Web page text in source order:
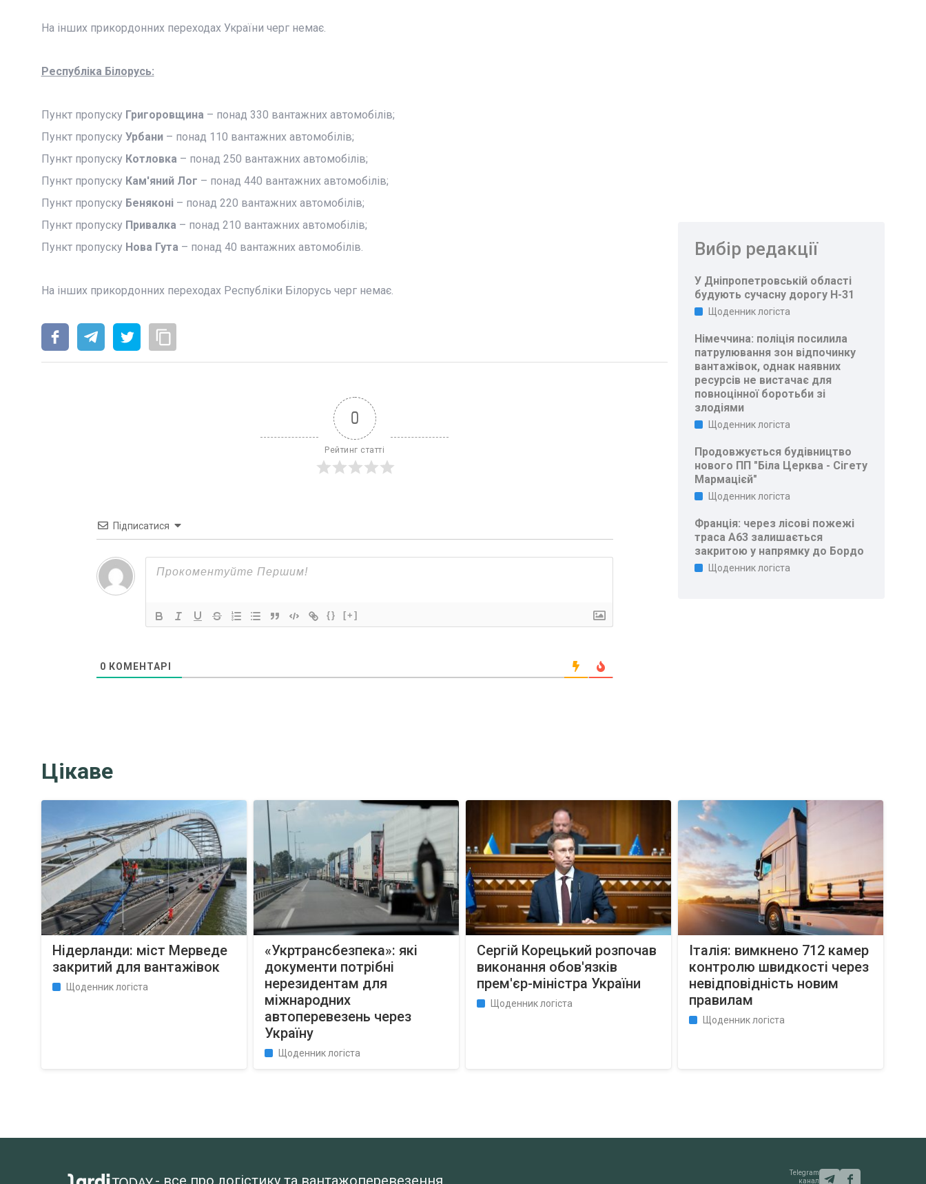
На інших прикордонних переходах України черг немає.
Республіка Білорусь:
Пункт пропуску Григоровщина – понад 330 вантажних автомобілів;
Пункт пропуску Урбани– понад 110 вантажних автомобілів;
Пункт пропуску Котловка – понад 250 вантажних автомобілів;
Пункт пропуску Кам'яний Лог – понад 440 вантажних автомобілів;
Пункт пропуску Беняконі– понад 220 вантажних автомобілів;
Пункт пропуску Привалка – понад 210 вантажних автомобілів;
Пункт пропуску Нова Гута – понад 40 вантажних автомобілів.
На інших прикордонних переходах Республіки Білорусь черг немає.
0
Рейтинг статті
Підписатися
{} [+]
0 КОМЕНТАРІ
Вибір редакції
У Дніпропетровській області
будують сучасну дорогу Н-31
Щоденник логіста
Німеччина: поліція посилила
патрулювання зон відпочинку
вантажівок, однак наявних
ресурсів не вистачає для
повноцінної боротьби зі
злодіями
Щоденник логіста
Продовжується будівництво
нового ПП "Біла Церква - Сігету
Мармацієй"
Щоденник логіста
Франція: через лісові пожежі
траса A63 залишається
закритою у напрямку до Бордо
Щоденник логіста
Цікаве
Нідерланди: міст Мерведе
закритий для вантажівок
Щоденник логіста
«Укртрансбезпека»: які
документи потрібні
нерезидентам для
міжнародних
автоперевезень через
Україну
Щоденник логіста
Сергій Корецький розпочав
виконання обов'язків
прем'єр-міністра України
Щоденник логіста
Італія: вимкнено 712 камер
контролю швидкості через
невідповідність новим
правилам
Щоденник логіста
- все про логістику та вантажоперевезення
Telegram
канал